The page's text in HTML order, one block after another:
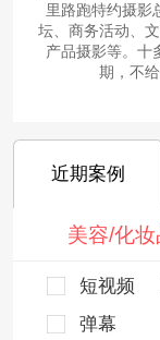
里路跑特约摄影
坛、商务活动、
产品摄影等。十
期，不
近期案例
美容/化妆
短视频
弹幕